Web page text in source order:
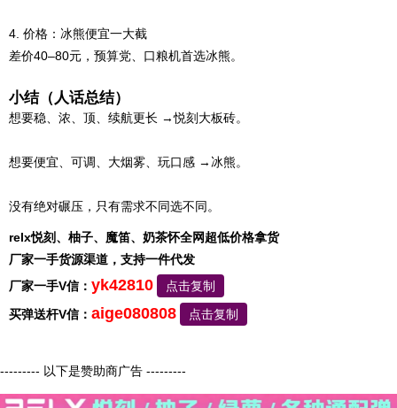
4. 价格：冰熊便宜一大截
差价40–80元，预算党、口粮机首选冰熊。
小结（人话总结）
想要稳、浓、顶、续航更长 →悦刻大板砖。
想要便宜、可调、大烟雾、玩口感 →冰熊。
没有绝对碾压，只有需求不同选不同。
relx悦刻、柚子、魔笛、奶茶怀全网超低价格拿货
厂家一手货源渠道，支持一件代发
厂家一手V信： yk42810
点击复制
买弹送杆V信： aige080808 点击复制
--------- 以下是赞助商广告 ---------